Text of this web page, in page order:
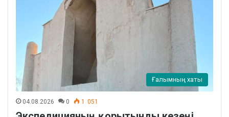
Ғалымның хаты
04.08.2026 0 1 051